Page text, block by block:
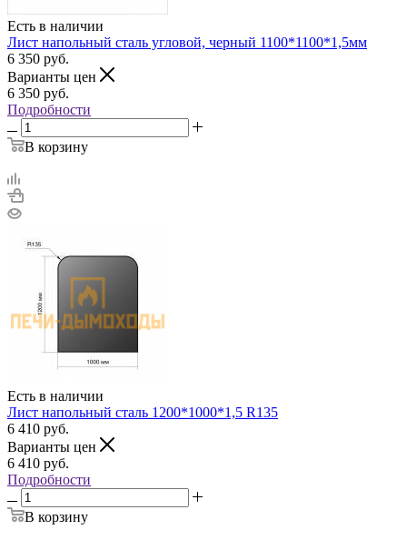
Есть в наличии
Лист напольный сталь угловой, черный 1100*1100*1,5мм
6 350 руб.
Варианты цен
6 350 руб.
Подробности
В корзину
Есть в наличии
Лист напольный сталь 1200*1000*1,5 R135
6 410 руб.
Варианты цен
6 410 руб.
Подробности
В корзину